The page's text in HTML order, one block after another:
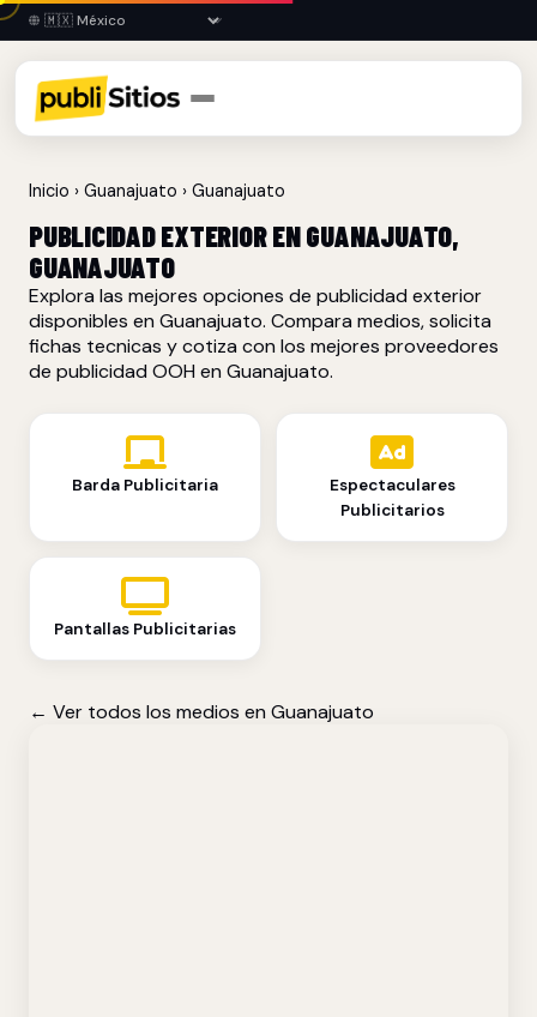
Inicio › Guanajuato › Guanajuato
PUBLICIDAD EXTERIOR EN GUANAJUATO,
GUANAJUATO
Explora las mejores opciones de publicidad exterior
disponibles en Guanajuato. Compara medios, solicita
fichas tecnicas y cotiza con los mejores proveedores
de publicidad OOH en Guanajuato.
Barda Publicitaria
Espectaculares
Publicitarios
Pantallas Publicitarias
← Ver todos los medios en Guanajuato